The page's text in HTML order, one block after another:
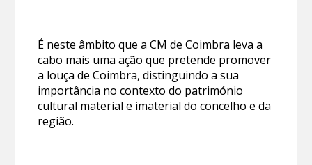
É neste âmbito que a CM de Coimbra leva a
cabo mais uma ação que pretende promover
a louça de Coimbra, distinguindo a sua
importância no contexto do património
cultural material e imaterial do concelho e da
região.